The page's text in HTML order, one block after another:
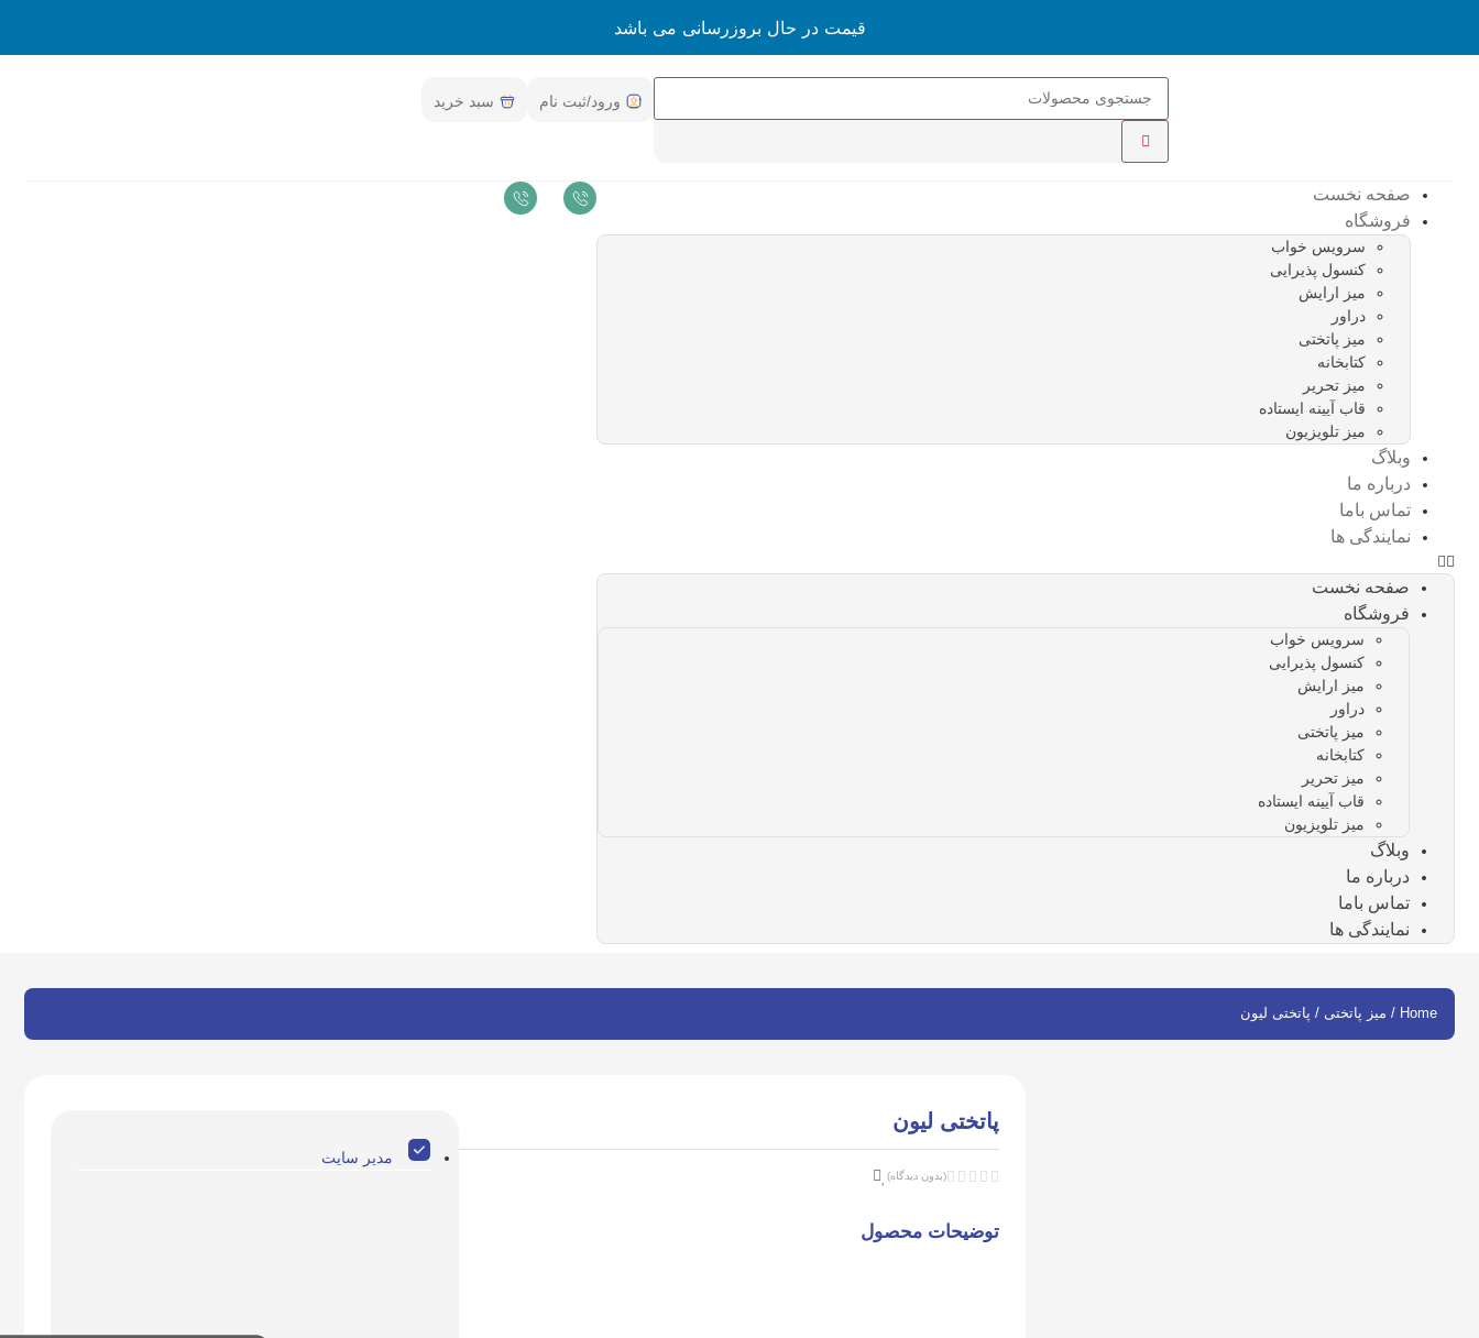
قیمت در حال بروزرسانی می باشد
ورود/ثبت نام سبد خرید
صفحه نخست
فروشگاه
سرویس خواب
کنسول پذیرایی
میز ارایش
دراور
میز پاتختی
کتابخانه
میز تحریر
قاب آیینه ایستاده
میز تلویزیون
وبلاگ
درباره ما
تماس باما
نمایندگی ها
صفحه نخست
فروشگاه
سرویس خواب
کنسول پذیرایی
میز ارایش
دراور
میز پاتختی
کتابخانه
میز تحریر
قاب آیینه ایستاده
میز تلویزیون
وبلاگ
درباره ما
تماس باما
نمایندگی ها
Home
/ میز پاتختی / پاتختی لیون
پاتختی لیون




(بدون دیدگاه)
توضیحات محصول
مدیر سایت